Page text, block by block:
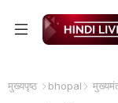
मुख्यपृष्ठ bhopal